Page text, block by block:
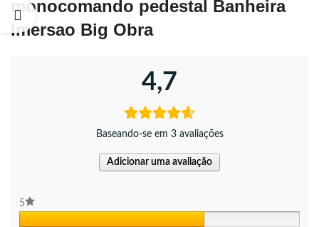
monocomando pedestal Banheira
Imersao Big Obra
4,7
Baseando-se em 3 avaliações
Adicionar uma avaliação
5